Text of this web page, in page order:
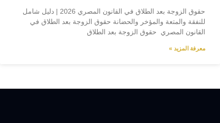
حقوق الزوجة بعد الطلاق في القانون المصري 2026 | دليل شامل
للنفقة والمتعة والمؤخر والحضانة حقوق الزوجة بعد الطلاق في
القانون المصري حقوق الزوجة بعد الطلاق
معرفة المزيد »